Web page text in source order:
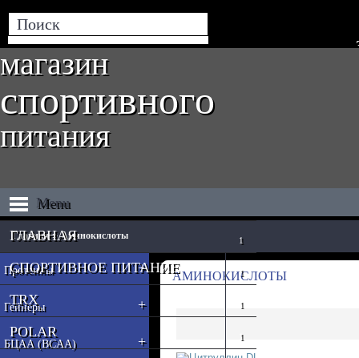
магазин
спортивного
питания
Menu
ГЛАВНАЯ
СПОРТИВНОЕ ПИТАНИЕ
TRX
POLAR
Главная»Аминокислоты
Протеины +
Гейнеры +
БЦАА (BCAA) +
АМИНОКИСЛОТЫ